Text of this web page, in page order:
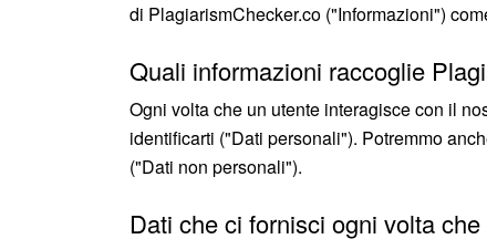
di PlagiarismChecker.co ("Informazioni")
Quali informazioni raccoglie
Ogni volta che un utente interagisce con il
identificarti ("Dati personali"). Potremmo
("Dati non personali").
Dati che ci fornisci ogni volta